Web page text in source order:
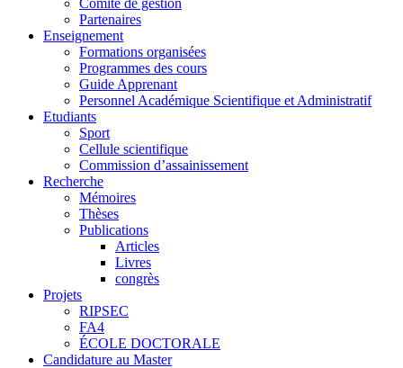
Comité de gestion
Partenaires
Enseignement
Formations organisées
Programmes des cours
Guide Apprenant
Personnel Académique Scientifique et Administratif
Etudiants
Sport
Cellule scientifique
Commission d’assainissement
Recherche
Mémoires
Thèses
Publications
Articles
Livres
congrès
Projets
RIPSEC
FA4
ÉCOLE DOCTORALE
Candidature au Master